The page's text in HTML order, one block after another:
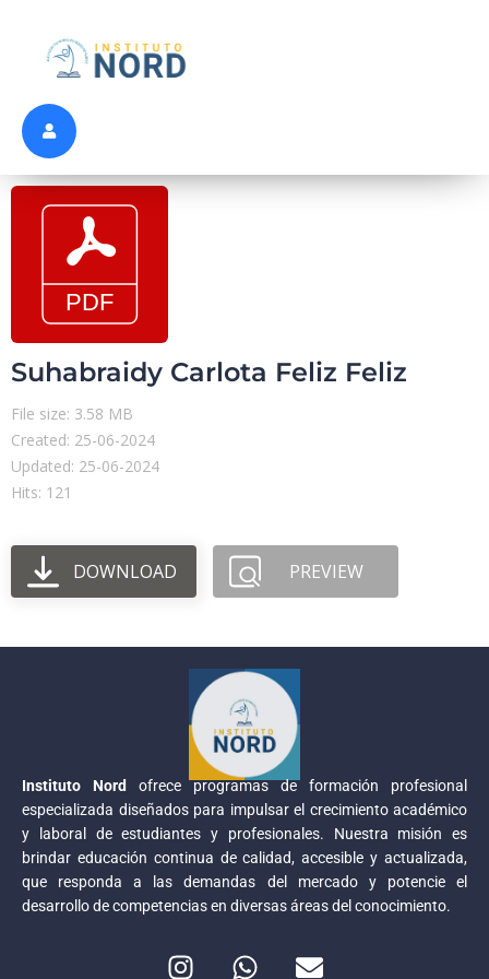
Suhabraidy Carlota Feliz Feliz
File size: 3.58 MB
Created: 25-06-2024
Updated: 25-06-2024
Hits: 121
DOWNLOAD PREVIEW
Instituto Nord
ofrece programas de formación profesional
especializada diseñados para impulsar el crecimiento académico
y laboral de estudiantes y profesionales. Nuestra misión es
brindar educación continua de calidad, accesible y actualizada,
que responda a las demandas del mercado y potencie el
desarrollo de competencias en diversas áreas del conocimiento.